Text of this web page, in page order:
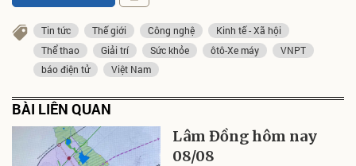
Tin tức Thế giới Công nghệ
Kinh tế - Xã hội
Thể thao
Giải trí Sức khỏe ôtô-Xe máy
VNPT
báo điện tử
Việt Nam
BÀI LIÊN QUAN
Lâm Đồng hôm nay
08/08